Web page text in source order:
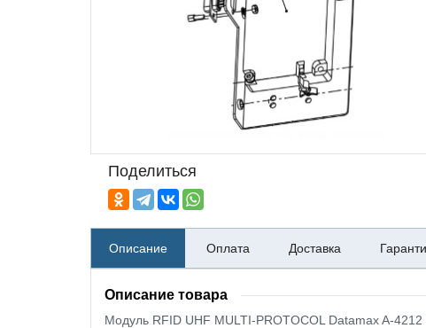
Поделиться
Описание Оплата Доставка
Описание товара
Модуль RFID UHF MULTI-PROTOCOL Datamax A-4212